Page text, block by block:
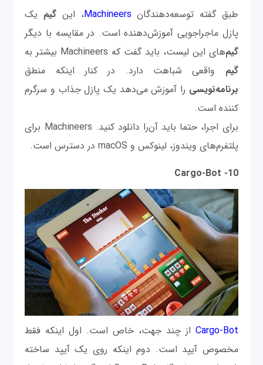
طبق گفته توسعه‌دهندگان Machineers، این گیم یک
پازل ماجراجویی آموزش‌دهنده است. در مقایسه با دیگر
گیم‌های این لیست، باید گفت که Machineers بیشتر به
گیم واقعی شباهت دارد. در کنار اینکه منطق
برنامه‌نویسی را آموزش می‌دهد یک پازل جذاب و سرگرم
کننده است.
برای اجرا، حتما باید آن‌را دانلود کنید. Machineers برای
پلتفرم‌های ویندوز، لینوکس و macOS در دسترس است.
10- Cargo-Bot
Cargo-Bot از چند جهت، خاص است. اول اینکه فقط
مخصوص آیپد است. دوم اینکه روی یک آیپد ساخته